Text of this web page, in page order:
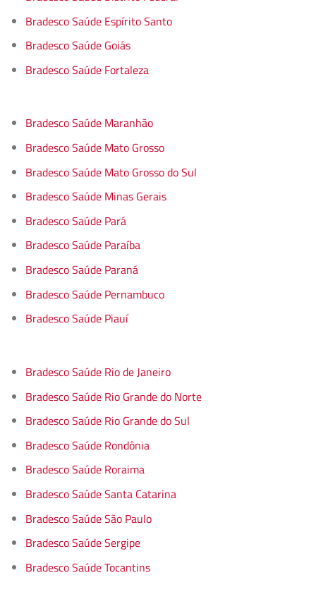
Bradesco Saúde Espírito Santo
Bradesco Saúde Goiás
Bradesco Saúde Fortaleza
Bradesco Saúde Maranhão
Bradesco Saúde Mato Grosso
Bradesco Saúde Mato Grosso do Sul
Bradesco Saúde Minas Gerais
Bradesco Saúde Pará
Bradesco Saúde Paraíba
Bradesco Saúde Paraná
Bradesco Saúde Pernambuco
Bradesco Saúde Piauí
Bradesco Saúde Rio de Janeiro
Bradesco Saúde Rio Grande do Norte
Bradesco Saúde Rio Grande do Sul
Bradesco Saúde Rondônia
Bradesco Saúde Roraima
Bradesco Saúde Santa Catarina
Bradesco Saúde São Paulo
Bradesco Saúde Sergipe
Bradesco Saúde Tocantins